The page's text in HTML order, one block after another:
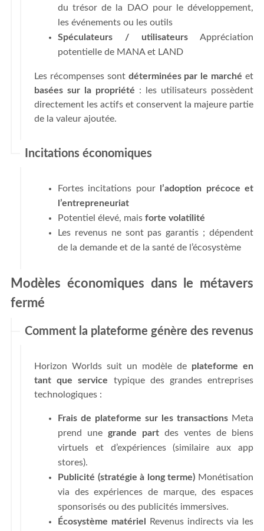
du trésor de la DAO pour le développement,
les événements ou les outils
Spéculateurs / utilisateurs Appréciation
potentielle de MANA et LAND
Les récompenses sont déterminées par le marché et
basées sur la propriété : les utilisateurs possèdent
directement les actifs et conservent la majeure partie
de la valeur ajoutée.
Incitations économiques
Fortes incitations pour
l’adoption précoce et
l’entrepreneuriat
Potentiel élevé, mais forte volatilité
Les revenus ne sont pas garantis ; dépendent
de la demande et de la santé de l’écosystème
Modèles économiques dans le métavers
fermé
Comment la plateforme génère des revenus
Horizon Worlds suit un modèle de plateforme en
tant que service typique des grandes entreprises
technologiques :
Frais de plateforme sur les transactions Meta
prend une grande part des ventes de biens
virtuels et d’expériences (similaire aux app
stores).
Publicité (stratégie à long terme) Monétisation
via des expériences de marque, des espaces
sponsorisés ou des publicités immersives.
Écosystème matériel
Revenus indirects via les